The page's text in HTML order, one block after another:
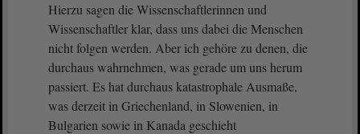
Hierzu sagen die Wissenschaftlerinnen und
Wissenschaftler klar, dass uns dabei die Menschen
nicht folgen werden. Aber ich gehöre zu denen, die
durchaus wahrnehmen, was gerade um uns herum
passiert. Es hat durchaus katastrophale Ausmaße,
was derzeit in Griechenland, in Slowenien, in
Bulgarien sowie in Kanada geschieht